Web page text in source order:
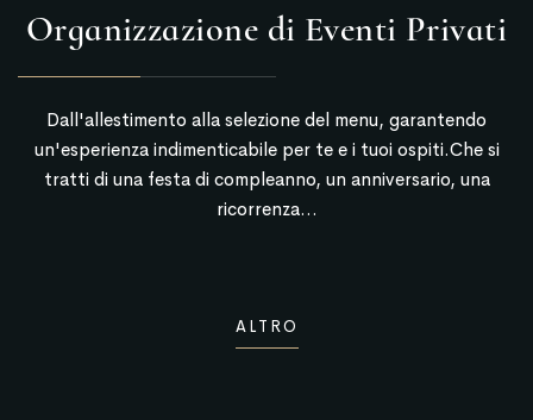
Organizzazione di Eventi Privati
Dall'allestimento alla selezione del menu, garantendo
un'esperienza indimenticabile per te e i tuoi ospiti.Che si
tratti di una festa di compleanno, un anniversario, una
ricorrenza...
ALTRO